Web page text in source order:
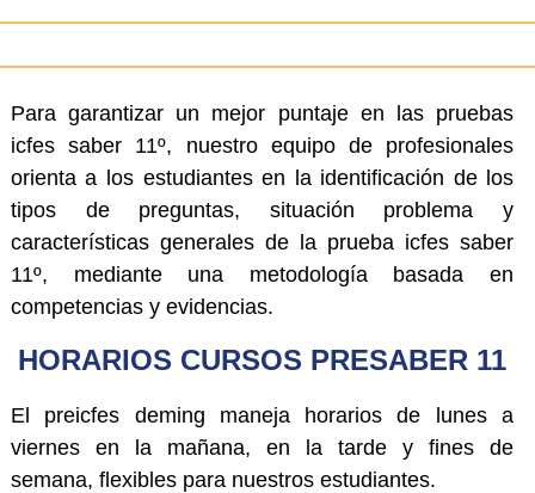
Para garantizar un mejor puntaje en las pruebas
icfes saber 11º, nuestro equipo de profesionales
orienta a los estudiantes en la identificación de los
tipos de preguntas, situación problema y
características generales de la prueba icfes saber
11º, mediante una metodología basada en
competencias y evidencias.
HORARIOS CURSOS PRESABER 11
El preicfes deming maneja horarios de lunes a
viernes en la mañana, en la tarde y fines de
semana, flexibles para nuestros estudiantes.